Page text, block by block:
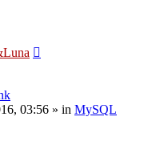
03:56 » in MySQL